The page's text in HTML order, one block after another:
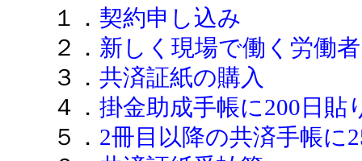
１． 契約申し込み
２． 新しく現場で働く労働
３． 共済証紙の購入
４． 掛金助成手帳に200日貼
５． 2冊目以降の共済手帳に